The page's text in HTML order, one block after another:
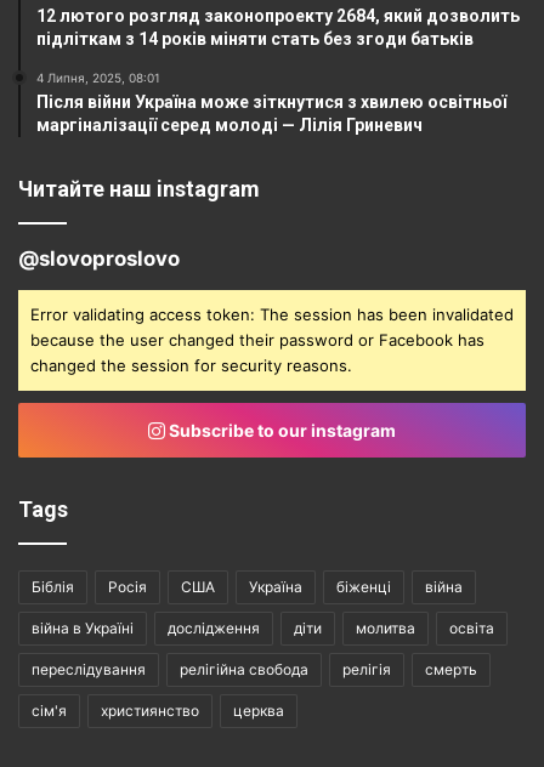
12 лютого розгляд законопроекту 2684, який дозволить
підліткам з 14 років міняти стать без згоди батьків
4 Липня, 2025, 08:01
Після війни Україна може зіткнутися з хвилею освітньої
маргіналізації серед молоді — Лілія Гриневич
Читайте наш instagram
@slovoproslovo
Error validating access token: The session has been invalidated
because the user changed their password or Facebook has
changed the session for security reasons.
Subscribe to our instagram
Tags
Біблія Росія США Україна біженці війна
війна в Україні дослідження діти молитва освіта
переслідування релігійна свобода релігія смерть
сім'я християнство церква